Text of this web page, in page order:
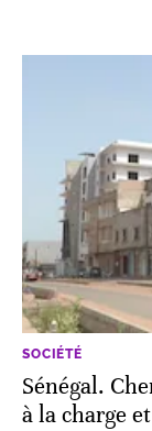
SOCIÉTÉ
Sénégal.
à la charge